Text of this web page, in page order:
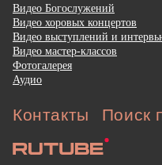
Видео Богослужений
Видео хоровых концертов
Видео выступлений и
Видео мастер-классов
Фотогалерея
Аудио
Контакты Поиск